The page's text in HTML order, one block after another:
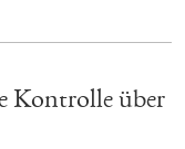
Kontrolle über